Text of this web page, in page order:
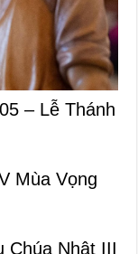
– Lễ Thánh
Mùa Vọng
Chúa Nhật III